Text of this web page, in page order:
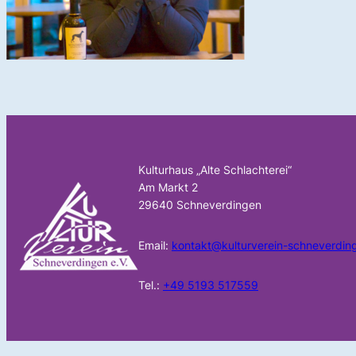
Kulturhaus „Alte Schlachterei“
Am Markt 2
29640 Schneverdingen
Email: kontakt@kulturverein-
Tel.: +49 5193 517559